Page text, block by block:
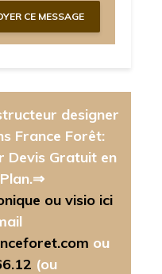
designer
France Forêt:
Devis Gratuit en
ou visio ici
ou
(ou